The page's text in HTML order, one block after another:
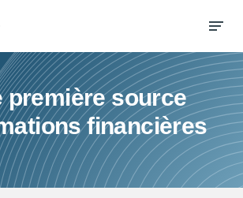
première source
financières